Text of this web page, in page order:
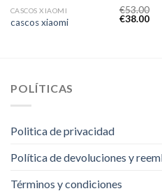
CASCOS XIAOMI
cascos xiaomi
€53.00
€38.00
POLÍTICAS
Politica de privacidad
Política de devoluciones y
Términos y condiciones